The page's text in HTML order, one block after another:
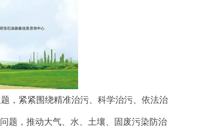
紧紧围绕精准治污、科学治污、依法治
题，推动大气、水、土壤、固废污染防治